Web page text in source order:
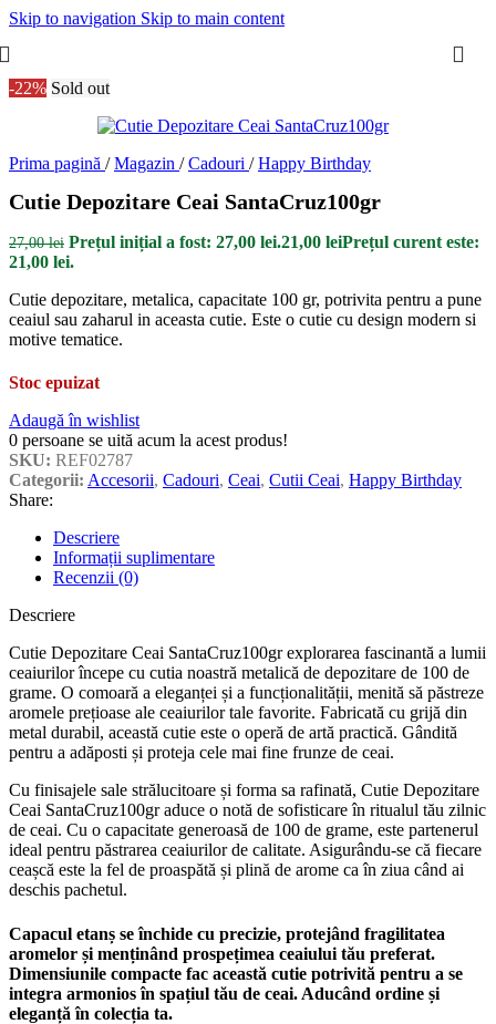
Skip to navigation Skip to main content
-22% Sold out
Prima pagină / Magazin / Cadouri / Happy Birthday
Cutie Depozitare Ceai SantaCruz100gr
27,00lei Prețul inițial a fost: 27,00 lei.21,00 leiPrețul curent este:
21,00 lei.
Cutie depozitare, metalica, capacitate 100 gr, potrivita pentru a pune
ceaiul sau zaharul in aceasta cutie. Este o cutie cu design modern si
motive tematice.
Stoc epuizat
Adaugă în wishlist
0 persoane se uită acum la acest produs!
SKU: REF02787
Categorii: Accesorii, Cadouri, Ceai, Cutii Ceai, Happy Birthday
Share:
Descriere
Informații suplimentare
Recenzii (0)
Descriere
Cutie Depozitare Ceai SantaCruz100gr explorarea fascinantă a lumii
ceaiurilor începe cu cutia noastră metalică de depozitare de 100 de
grame. O comoară a eleganței și a funcționalității, menită să păstreze
aromele prețioase ale ceaiurilor tale favorite. Fabricată cu grijă din
metal durabil, această cutie este o operă de artă practică. Gândită
pentru a adăposti și proteja cele mai fine frunze de ceai.
Cu finisajele sale strălucitoare și forma sa rafinată, Cutie Depozitare
Ceai SantaCruz100gr aduce o notă de sofisticare în ritualul tău zilnic
de ceai. Cu o capacitate generoasă de 100 de grame, este partenerul
ideal pentru păstrarea ceaiurilor de calitate. Asigurându-se că fiecare
ceașcă este la fel de proaspătă și plină de arome ca în ziua când ai
deschis pachetul.
Capacul etanș se închide cu precizie, protejând fragilitatea
aromelor și menținând prospețimea ceaiului tău preferat.
Dimensiunile compacte fac această cutie potrivită pentru a se
integra armonios în spațiul tău de ceai. Aducând ordine și
eleganță în colecția ta.